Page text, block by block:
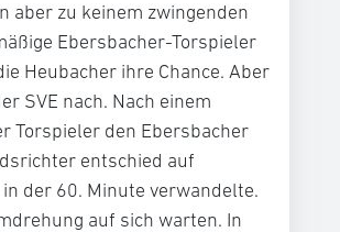
aber zu keinem zwingenden
Ebersbacher-Torspieler
Heubacher ihre Chance. Aber
SVE nach. Nach einem
Torspieler den Ebersbacher
entschied auf
der 60. Minute verwandelte.
auf sich warten. In